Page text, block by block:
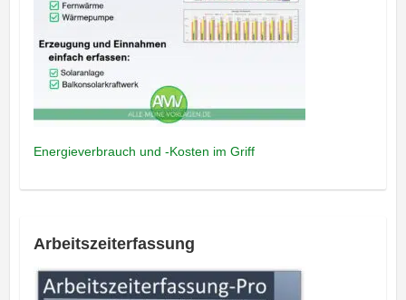
Energieverbrauch und -Kosten im Griff
Arbeitszeiterfassung